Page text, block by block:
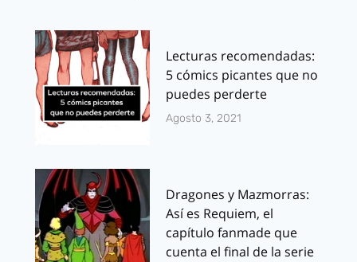
Lecturas recomendadas:
5 cómics picantes que no
puedes perderte
Agosto 3, 2021
Dragones y Mazmorras:
Así es Requiem, el
capítulo fanmade que
cuenta el final de la serie